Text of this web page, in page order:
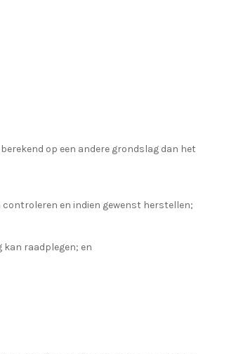
op een andere grondslag dan het
en indien gewenst herstellen;
kan raadplegen; en